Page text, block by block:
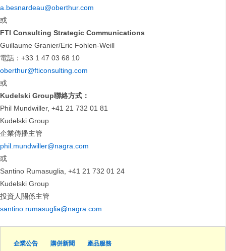
a.besnardeau@oberthur.com
或
FTI Consulting Strategic Communications
Guillaume Granier/Eric Fohlen-Weill
電話：+33 1 47 03 68 10
oberthur@fticonsulting.com
或
Kudelski Group聯絡方式：
Phil Mundwiller, +41 21 732 01 81
Kudelski Group
企業傳播主管
phil.mundwiller@nagra.com
或
Santino Rumasuglia, +41 21 732 01 24
Kudelski Group
投資人關係主管
santino.rumasuglia@nagra.com
企業公告 購併新聞 產品服務